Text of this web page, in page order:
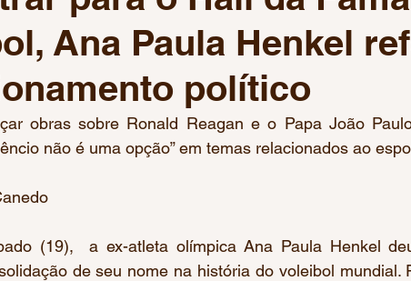
Jogos Olímpicos Paris 2024 Mundial de Natação
Pré-olímpico de Basquete
Ana Paula Henkel
político
obras sobre Ronald Reagan e o Papa João
não é uma opção” em temas relacionados ao
(19),  a ex-atleta olímpica Ana Paula Henkel
de seu nome na história do voleibol mundial.